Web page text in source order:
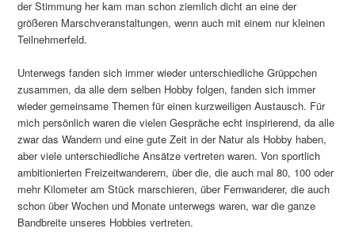
der Stimmung her kam man schon ziemlich dicht an eine der
größeren Marschveranstaltungen, wenn auch mit einem nur kleinen
Teilnehmerfeld.
Unterwegs fanden sich immer wieder unterschiedliche Grüppchen
zusammen, da alle dem selben Hobby folgen, fanden sich immer
wieder gemeinsame Themen für einen kurzweiligen Austausch. Für
mich persönlich waren die vielen Gespräche echt inspirierend, da alle
zwar das Wandern und eine gute Zeit in der Natur als Hobby haben,
aber viele unterschiedliche Ansätze vertreten waren. Von sportlich
ambitionierten Freizeitwanderern, über die, die auch mal 80, 100 oder
mehr Kilometer am Stück marschieren, über Fernwanderer, die auch
schon über Wochen und Monate unterwegs waren, war die ganze
Bandbreite unseres Hobbies vertreten.